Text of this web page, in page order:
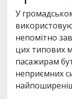
У
непомітно
цих типових
пасажирам
неприємних